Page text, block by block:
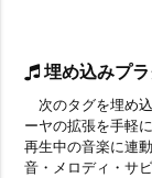
埋め込みプ
次のタグを埋め
ーヤの拡張を手軽
再生中の音楽に連
音・メロディ・サ